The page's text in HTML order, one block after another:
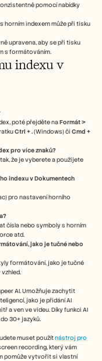
horním indexem může při tisku
upravena, aby se při tisku
s formátováním.
indexu v
poté přejděte na Formát >
Ctrl + . (Windows) či Cmd +
pro více znaků?
že je vyberete a použijete
indexu v Dokumentech
pro nastavení horního
čísla nebo symboly s horním
atd.
jako je tučné nebo
formátování, jako je tučné
AI. Umožňuje zachytit
jako je přidání AI
a ven ve videu. Díky funkci AI
30+ jazyků.
muset použít nástroj pro
recording, který vám
pomůže vytvořit si vlastní